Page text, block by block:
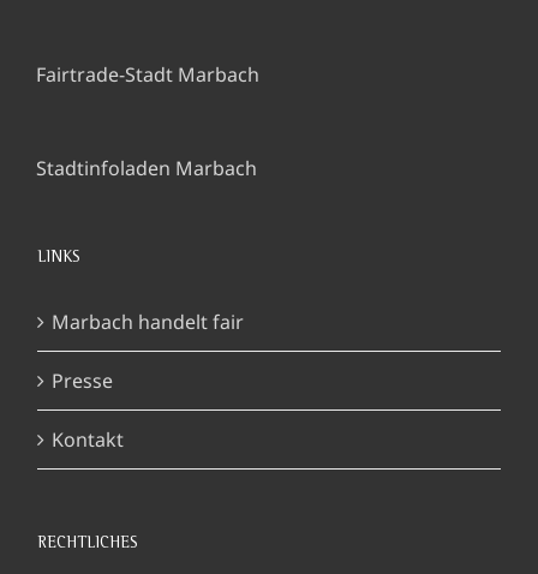
Fairtrade-Stadt Marbach
Stadtinfoladen Marbach
LINKS
Marbach handelt fair
Presse
Kontakt
RECHTLICHES